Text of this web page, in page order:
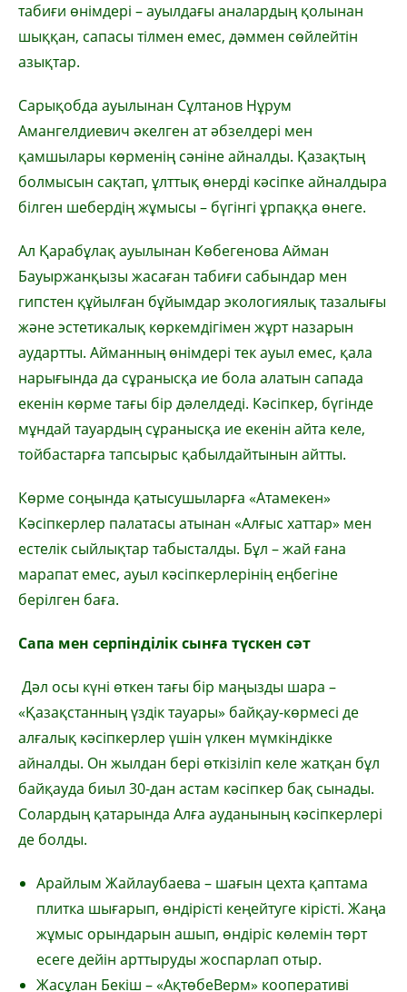
табиғи өнімдері – ауылдағы аналардың қолынан
шыққан, сапасы тілмен емес, дәммен сөйлейтін
азықтар.
Сарықобда ауылынан Сұлтанов Нұрум
Амангелдиевич әкелген ат әбзелдері мен
қамшылары көрменің сәніне айналды. Қазақтың
болмысын сақтап, ұлттық өнерді кәсіпке айналдыра
білген шебердің жұмысы – бүгінгі ұрпаққа өнеге.
Ал Қарабұлақ ауылынан Көбегенова Айман
Бауыржанқызы жасаған табиғи сабындар мен
гипстен құйылған бұйымдар экологиялық тазалығы
және эстетикалық көркемдігімен жұрт назарын
аудартты. Айманның өнімдері тек ауыл емес, қала
нарығында да сұранысқа ие бола алатын сапада
екенін көрме тағы бір дәлелдеді. Кәсіпкер, бүгінде
мұндай тауардың сұранысқа ие екенін айта келе,
тойбастарға тапсырыс қабылдайтынын айтты.
Көрме соңында қатысушыларға «Атамекен»
Кәсіпкерлер палатасы атынан «Алғыс хаттар» мен
естелік сыйлықтар табысталды. Бұл – жай ғана
марапат емес, ауыл кәсіпкерлерінің еңбегіне
берілген баға.
Сапа мен серпінділік сынға түскен сәт
Дәл осы күні өткен тағы бір маңызды шара –
«Қазақстанның үздік тауары» байқау-көрмесі де
алғалық кәсіпкерлер үшін үлкен мүмкіндікке
айналды. Он жылдан бері өткізіліп келе жатқан бұл
байқауда биыл 30-дан астам кәсіпкер бақ сынады.
Солардың қатарында Алға ауданының кәсіпкерлері
де болды.
Арайлым Жайлаубаева – шағын цехта қаптама
плитка шығарып, өндірісті кеңейтуге кірісті. Жаңа
жұмыс орындарын ашып, өндіріс көлемін төрт
есеге дейін арттыруды жоспарлап отыр.
Жасұлан Бекіш – «АқтөбеВерм» кооперативі